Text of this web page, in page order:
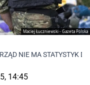
Maciej Łuczniewski - Gazeta Polska
NIE MA STATYSTYK
14:45